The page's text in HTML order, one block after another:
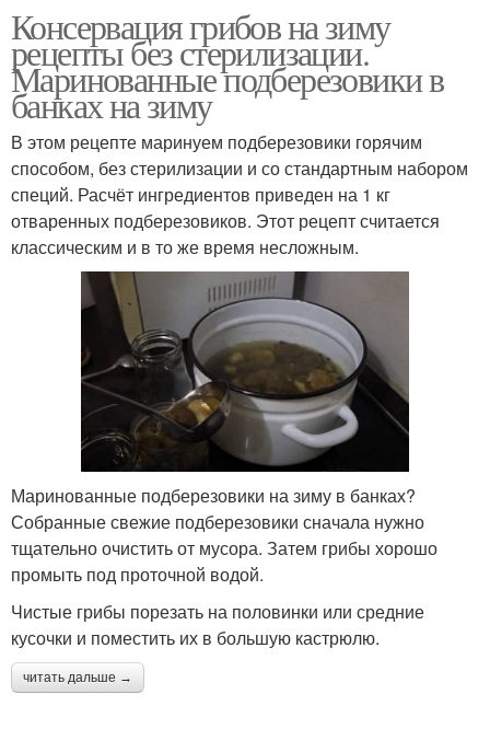
Консервация грибов на зиму
рецепты без стерилизации.
Маринованные подберезовики в
банках на зиму
В этом рецепте маринуем подберезовики горячим
способом, без стерилизации и со стандартным набором
специй. Расчёт ингредиентов приведен на 1 кг
отваренных подберезовиков. Этот рецепт считается
классическим и в то же время несложным.
Маринованные подберезовики на зиму в банках?
Собранные свежие подберезовики сначала нужно
тщательно очистить от мусора. Затем грибы хорошо
промыть под проточной водой.
Чистые грибы порезать на половинки или средние
кусочки и поместить их в большую кастрюлю.
читать дальше →